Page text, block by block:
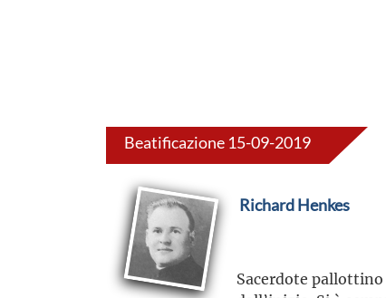
Beatificazione 15-09-2019
Richard Henkes
Sacerdote